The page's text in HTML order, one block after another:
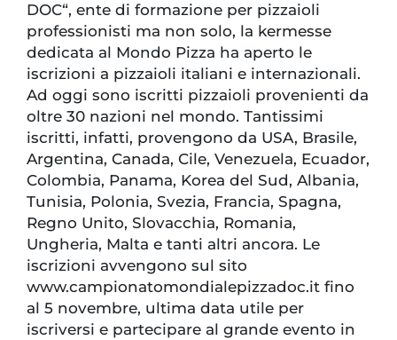
DOC“, ente di formazione per pizzaioli
professionisti ma non solo, la kermesse
dedicata al Mondo Pizza ha aperto le
iscrizioni a pizzaioli italiani e internazionali.
Ad oggi sono iscritti pizzaioli provenienti da
oltre 30 nazioni nel mondo. Tantissimi
iscritti, infatti, provengono da USA, Brasile,
Argentina, Canada, Cile, Venezuela, Ecuador,
Colombia, Panama, Korea del Sud, Albania,
Tunisia, Polonia, Svezia, Francia, Spagna,
Regno Unito, Slovacchia, Romania,
Ungheria, Malta e tanti altri ancora. Le
iscrizioni avvengono sul sito
www.campionatomondialepizzadoc.it fino
al 5 novembre, ultima data utile per
iscriversi e partecipare al grande evento in